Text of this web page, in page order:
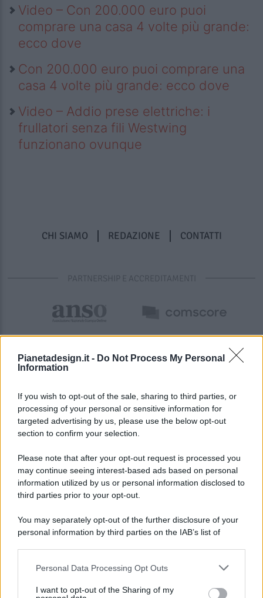
Pianetadesign.it - Do Not Process My Personal
Information
If you wish to opt-out of the sale, sharing to third parties, or
processing of your personal or sensitive information for
targeted advertising by us, please use the below opt-out
section to confirm your selection.
Please note that after your opt-out request is processed you
may continue seeing interest-based ads based on personal
information utilized by us or personal information disclosed to
third parties prior to your opt-out.
You may separately opt-out of the further disclosure of your
personal information by third parties on the IAB’s list of
This information may also be disclosed by us to third parties
disclose it to other third parties.
Personal Data Processing Opt Outs
I want to opt-out of the Sharing of my
Video – Con 200.000 euro puoi
comprare una casa 4 volte più grande:
ecco dove
Con 200.000 euro puoi comprare una
casa 4 volte più grande: ecco dove
Video – Addio prese elettriche: i
frullatori senza fili Westwing
funzionano ovunque
CHI SIAMO REDAZIONE CONTATTI
PARTNERSHIP E ACCREDITAMENTI
© 2026 - Pianeta Design - P.IVA 04827280654 - Testata
Registrata Al Tribunale Di Nocera Inferiore N. 8/2020 - RG N.
ISCRIZIONE AL ROC N. 35792 – ISCRITTA ALL’ANSO
(ASSOCIAZIONE NAZIONALE STAMPA ONLINE)
PREFERENZE PRIVACY